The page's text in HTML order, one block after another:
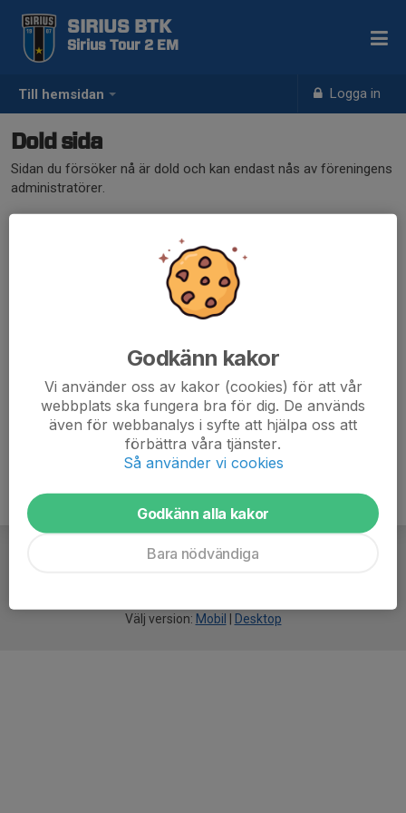
Till hemsidan Logga in
SIRIUS BTK
Sirius Tour 2 EM
Dold sida
Sidan du försöker nå är dold och kan endast nås av föreningens
administratörer.
Välj version: Mobil Desktop
Godkänn kakor
Vi använder oss av kakor (cookies) för att vår
webbplats ska fungera bra för dig. De används
även för webbanalys i syfte att hjälpa oss att
förbättra våra tjänster.
Så använder vi cookies
Godkänn alla kakor
Bara nödvändiga